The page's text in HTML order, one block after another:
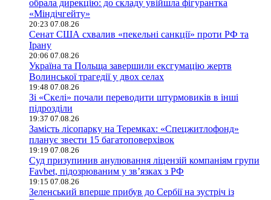
обрала дирекцію: до складу увійшла фігурантка
«Міндічгейту»
20:23 07.08.26
Сенат США схвалив «пекельні санкції» проти РФ та
Ірану
20:06 07.08.26
Україна та Польща завершили ексгумацію жертв
Волинської трагедії у двох селах
19:48 07.08.26
Зі «Скелі» почали переводити штурмовиків в інші
підрозділи
19:37 07.08.26
Замість лісопарку на Теремках: «Спецжитлофонд»
планує звести 15 багатоповерхівок
19:19 07.08.26
Суд призупинив анулювання ліцензій компаніям групи
Favbet, підозрюваним у зв’язках з РФ
19:15 07.08.26
Зеленський вперше прибув до Сербії на зустріч із